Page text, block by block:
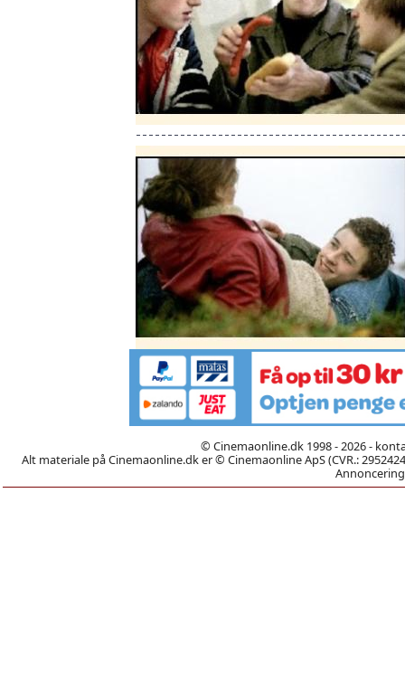
© Cinemaonline.dk 1998 - 2026 -
Alt materiale på Cinemaonline.dk er © Cinemaonline ApS (CVR.: